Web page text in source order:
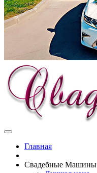
Главная
Свадебные Машины